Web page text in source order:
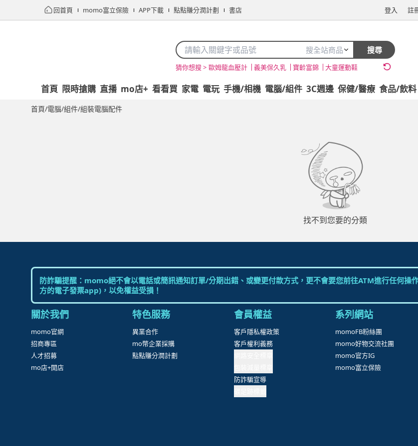
回首頁 momo富立保險 APP下載 點點賺分潤計劃 書店 登入 註
搜全站商品 搜尋
猜你想搜 > 歐姆龍血壓計 義美保久乳 寶齡富錦 大童運動鞋
首頁 限時搶購 直播 mo店+ 看看買 家電 電玩 手機/相機 電腦/組件 3C週邊 保健/醫療 食品/飲料
首頁/電腦/組件/組裝電腦配件
找不到您要的分類
防詐騙提醒：momo絕不會以電話或簡訊通知訂單/分期出錯、或變更付款方式，更不會要您前往ATM進行任何
方的電子發票app)，以免權益受損！
關於我們
momo官網
招商專區
人才招募
mo店+開店
特色服務
異業合作
mo幣企業採購
點點賺分潤計劃
會員權益
客戶隱私權政策
客戶權利義務
防詐騙宣導
系列網站
momoFB粉絲團
momo好物交流社團
momo官方IG
momo富立保險